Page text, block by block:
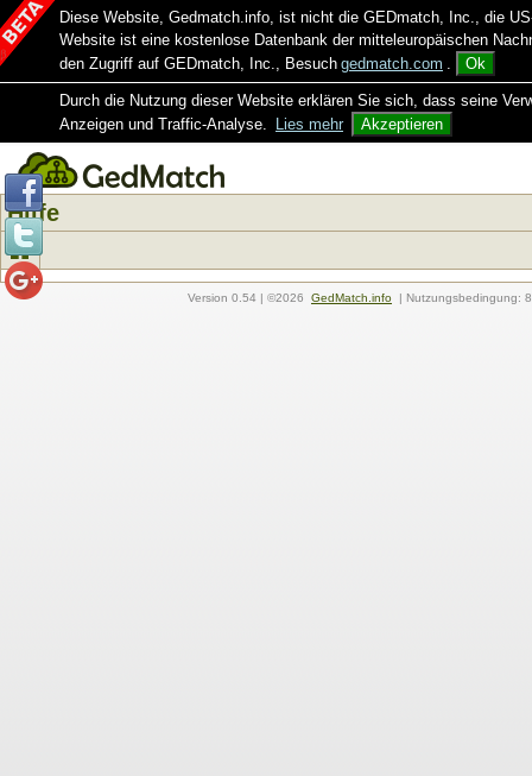
Diese Website, Gedmatch.info, ist nicht die GEDmatch, Inc., die
Website ist eine kostenlose Datenbank der mitteleuropäischen
den Zugriff auf GEDmatch, Inc., Besuch gedmatch.com . Ok
Durch die Nutzung dieser Website erklären Sie sich, dass seine
Anzeigen und Traffic-Analyse.
Lies mehr Akzeptieren
Hilfe
Version 0.54 | ©2026 GedMatch.info | Nutzungsbedingung: